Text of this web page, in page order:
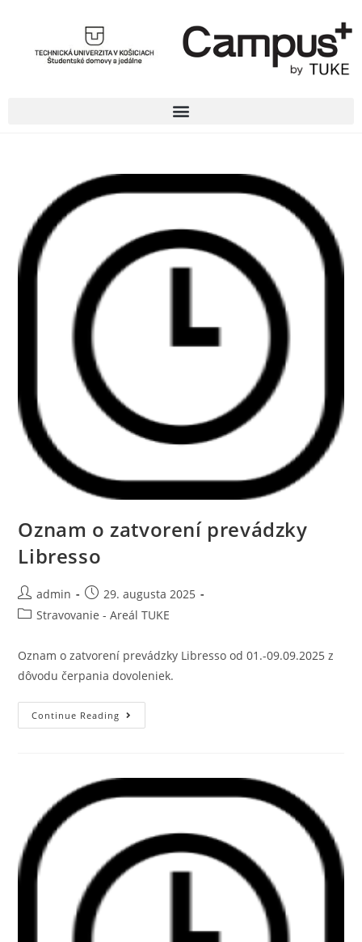
Oznam o zatvorení prevádzky
Libresso
admin
29. augusta 2025
Stravovanie - Areál TUKE
Oznam o zatvorení prevádzky Libresso od 01.-09.09.2025 z
dôvodu čerpania dovoleniek.
Continue Reading